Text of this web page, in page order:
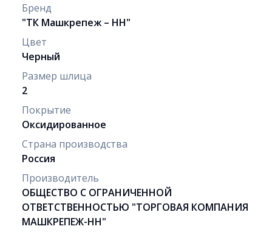
Бренд
"ТК Машкрепеж – НН"
Цвет
Черный
Размер шлица
2
Покрытие
Оксидированное
Страна производства
Россия
Производитель
ОБЩЕСТВО С ОГРАНИЧЕННОЙ
ОТВЕТСТВЕННОСТЬЮ "ТОРГОВАЯ КОМПАНИЯ
МАШКРЕПЕЖ-НН"